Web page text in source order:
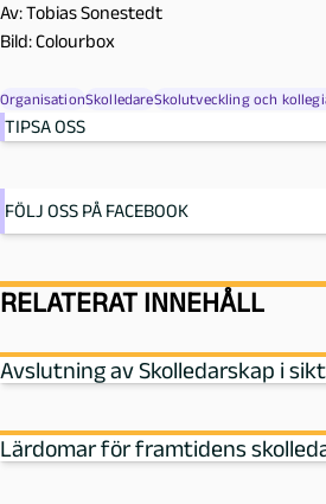
Av: Tobias Sonestedt
Bild: Colourbox
OrganisationSkolledareSkolutveckling och
TIPSA OSS
FÖLJ OSS PÅ FACEBOOK
RELATERAT INNEHÅLL
Avslutning av Skolledarskap i
Lärdomar för framtidens